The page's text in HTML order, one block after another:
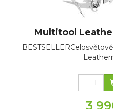
Multitool
3